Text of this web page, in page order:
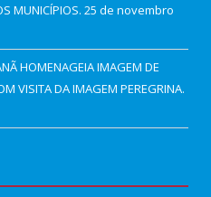
MUNICÍPIOS. 25 de novembro
HOMENAGEIA IMAGEM DE
VISITA DA IMAGEM PEREGRINA.